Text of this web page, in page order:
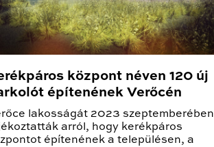
központ néven 120 új
építenének Verőcén
lakosságát 2023 szeptemberében
arról, hogy kerékpáros
építenének a településen, a